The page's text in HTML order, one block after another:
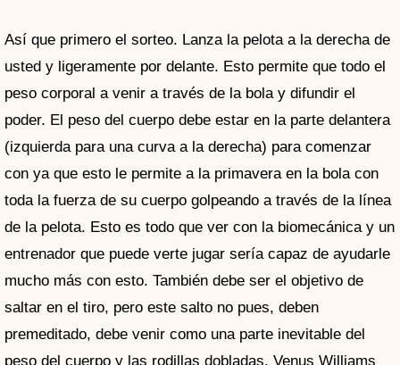
Así que primero el sorteo. Lanza la pelota a la derecha de
usted y ligeramente por delante. Esto permite que todo el
peso corporal a venir a través de la bola y difundir el
poder. El peso del cuerpo debe estar en la parte delantera
(izquierda para una curva a la derecha) para comenzar
con ya que esto le permite a la primavera en la bola con
toda la fuerza de su cuerpo golpeando a través de la línea
de la pelota. Esto es todo que ver con la biomecánica y un
entrenador que puede verte jugar sería capaz de ayudarle
mucho más con esto. También debe ser el objetivo de
saltar en el tiro, pero este salto no pues, deben
premeditado, debe venir como una parte inevitable del
peso del cuerpo y las rodillas dobladas. Venus Williams